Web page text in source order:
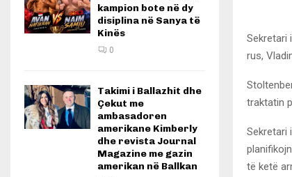
Sekretari
rus,
traktatin
Sekretari
të ketë
kampion bote në dy
disiplina në Sanya të
Kinës
0
Takimi i Ballazhit dhe
Çekut me
ambasadoren
amerikane Kimberly
dhe revista Journal
Magazine me gazin
amerikan në Ballkan